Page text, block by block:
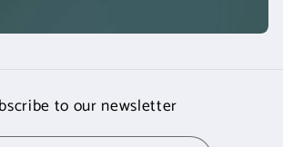
to our newsletter